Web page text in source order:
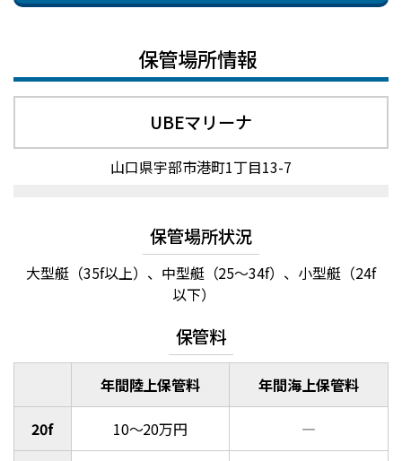
保管場所情報
UBEマリーナ
山口県宇部市港町1丁目13-7
保管場所状況
大型艇（35f以上）、中型艇（25～34f）、小型艇（24f
以下）
保管料
年間陸上保管料 年間海上保管料
20f 10～20万円 ―